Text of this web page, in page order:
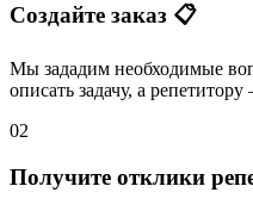
Создайте заказ 📋
Мы зададим необходимые
описать задачу, а
02
Получите отклики